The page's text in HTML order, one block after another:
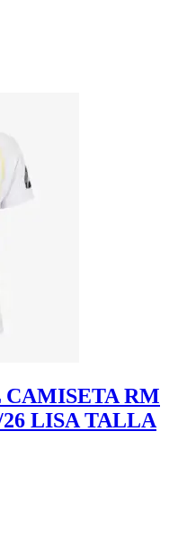
RM
26 LISA TALLA